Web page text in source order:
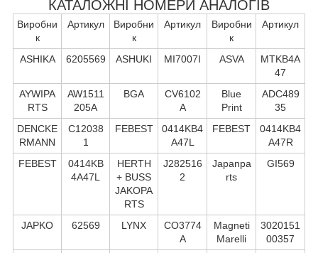
КАТАЛОЖНІ НОМЕРИ АНАЛОГІВ
Виробни
к
Артикул
Виробни
к
Артикул
Виробни
к
Артикул
ASHIKA 6205569 ASHUKI MI7007I ASVA
MTKB4A
47
AYWIPA
RTS
AW1511
205A
BGA
CV6102
A
Blue
Print
ADC489
35
DENCKE
RMANN
C12038
1
FEBEST
0414KB4
A47L
FEBEST
0414KB4
A47R
FEBEST
0414KB
4A47L
HERTH
+ BUSS
JAKOPA
RTS
J282516
2
Japanpa
rts
GI569
JAPKO 62569 LYNX
CO3774
A
Magneti
Marelli
3020151
00357